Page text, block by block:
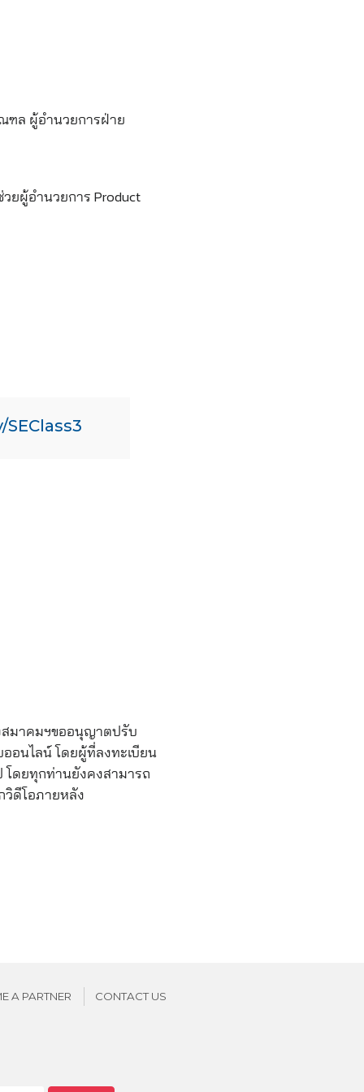
ฑล ผู้อำนวยการฝ่าย
วยผู้อำนวยการ Product
สมาคมฯขออนุญาตปรับ
อนไลน์ โดยผู้ที่ลงทะเบียน
โดยทุกท่านยังคงสามารถ
ดีโอภายหลัง
A PARTNER CONTACT US